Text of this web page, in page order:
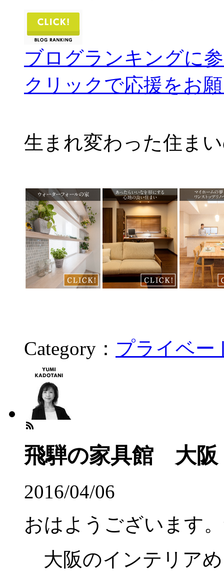
ブログランキングに
クリックで応援をお
生まれ変わった住ま
Category： プライベー
飛騨の家具館 大阪
2016/04/06
おはようございます
大阪のインテリア